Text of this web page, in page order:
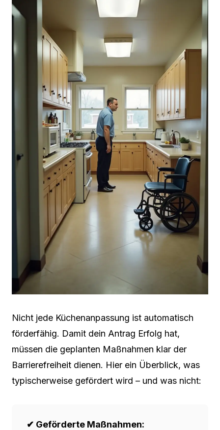
Nicht jede Küchenanpassung ist automatisch
förderfähig. Damit dein Antrag Erfolg hat,
müssen die geplanten Maßnahmen klar der
Barrierefreiheit dienen. Hier ein Überblick, was
typischerweise gefördert wird – und was nicht:
✔ Geförderte Maßnahmen: